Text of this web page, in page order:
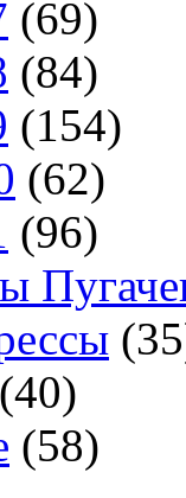
(69)
(84)
(154)
(62)
(96)
(40)
(58)